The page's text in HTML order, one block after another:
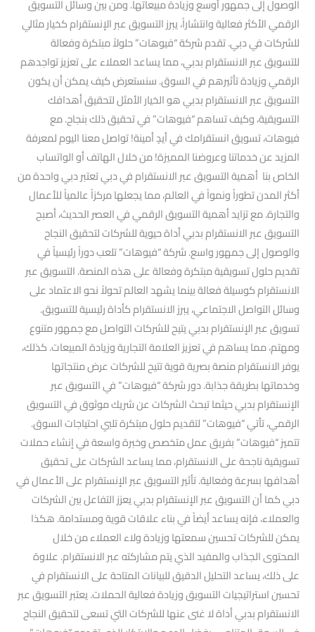
الوصول إلى جمهور أوسع وزيادة مبيعاتها. ومن بين وسائل التسويق
الرقمي الأكثر فعالية وانتشاراً، يبرز التسويق عبر الإنستقرام كخيار مثالي
للشركات في دبي. تقدم شركة “فيوهات” حلولاً مبتكرة وفعالة
للتسويق عبر الانستقرام بدبي، مما يساعد العملاء على تعزيز تواجدهم
الرقمي وزيادة تأثيرهم في السوق. سنستعرض كيف يمكن أن يكون
التسويق عبر الانستقرام بدبي هو الخيار الأمثل لتحقيق أهدافك
التسويقية، وكيف تساهم “فيوهات” في تحقيق ذلك بنجاح. مع
فيوهات، تسويق انستقرامك في أيدٍ أمينة! تواصل معنا اليوم لمعرفة
المزيد عن خدماتنا وعروضنا المميزة! من خلال الهاتف أو الواتساب
الخاص بنا أهمية التسويق عبر الانستقرام في دبي تعتبر دبي واحدة من
أكثر المدن تطوراً ونمواً في العالم، مما يجعلها مركزاً عالمياً للأعمال
والتجارة. مع تزايد أهمية التسويق الرقمي في العصر الحديث، أصبح
التسويق عبر الانستقرام بدبي أداة حيوية للشركات لتحقيق النجاح
والوصول إلى جمهور واسع. شركة “فيوهات” تلعب دوراً رئيسياً في
تقديم حلول تسويقية مبتكرة وفعالة على هذه المنصة. التسويق عبر
الانستقرام كوسيلة فعالة بينما يشهد العالم تحولاً نحو الاعتماد على
وسائل التواصل الاجتماعي، يبرز الانستقرام كأداة رئيسية للتسويق.
تسويق عبر الإنستقرام بدبي يتيح للشركات التواصل مع جمهور متنوع
ومهتم، مما يساهم في تعزيز العلامة التجارية وزيادة المبيعات. كذلك،
يوفر الانستقرام منصة بصرية قوية تتيح للشركات عرض منتجاتها
وخدماتها بطريقة جذابة. دور شركة “فيوهات” في التسويق عبر
الإنستقرام بدبي حيثما تبحث الشركات عن شريك موثوق في التسويق
الرقمي، تأتي “فيوهات” لتقديم حلول مبتكرة تلبي احتياجات السوق.
تتميز “فيوهات” بفريق عمل متخصص وخبرة واسعة في إنشاء حملات
تسويقية ناجحة على الانستقرام، مما يساعد الشركات على تحقيق
أهدافها بسرعة وفعالية. تأثير التسويق عبر الإنستقرام على الأعمال في
دبي كما أن التسويق عبر الإنستقرام بدبي يعزز التفاعل بين الشركات
والعملاء، فإنه يساعد أيضاً في بناء علاقات قوية ومستدامة. هكذا
يمكن للشركات تحسين سمعتها وزيادة ولاء العملاء من خلال
المحتوى الجذاب والمفيد الذي يتم مشاركته عبر الانستقرام. علاوة
على ذلك، يساعد التحليل الدقيق للبيانات المتاحة على الانستقرام في
تحسين استراتيجيات التسويق وزيادة فعالية الحملات. يعتبر التسويق عبر
الانستقرام بدبي أداة لا غنى عنها للشركات التي تسعى لتحقيق النجاح